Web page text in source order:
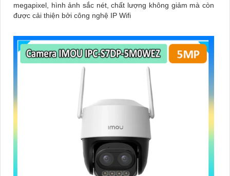
megapixel, hình ảnh sắc nét, chất lượng không giảm mà còn
được cải thiện bởi công nghệ IP Wifi